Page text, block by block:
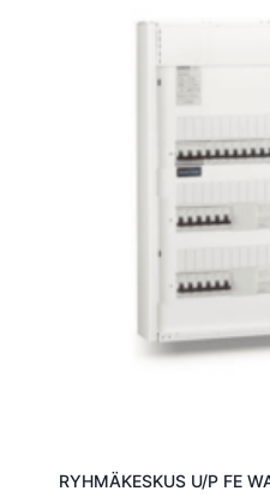
RYHMÄKESKUS U/P FE